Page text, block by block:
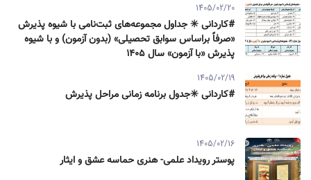
1405/02/20
#کاردانی ✳️ جداول مجموعه‌های ثبت‌نامی با شیوه پذیرش
«صرفاً براساس سوابق تحصیلی» (بدون آزمون) و با شیوه
پذیرش «با آزمون» سال ۱۴۰۵
1405/02/19
#کاردانی ✳️جدول برنامه زمانی مراحل پذیرش
1405/02/16
پوستر رویداد علمی- هنری حماسه عشق و ایثار